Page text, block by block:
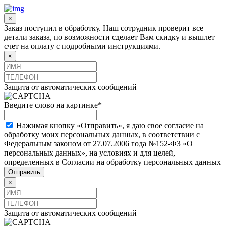
×
Заказ поступил в обработку. Наш сотрудник проверит все
детали заказа, по возможности сделает Вам скидку и вышлет
счет на оплату с подробными инструкциями.
×
Защита от автоматических сообщений
Введите слово на картинке*
Нажимая кнопку «Отправить», я даю свое согласие на
обработку моих персональных данных, в соответствии с
Федеральным законом от 27.07.2006 года №152-ФЗ «О
персональных данных», на условиях и для целей,
определенных в Согласии на обработку персональных данных
×
Защита от автоматических сообщений